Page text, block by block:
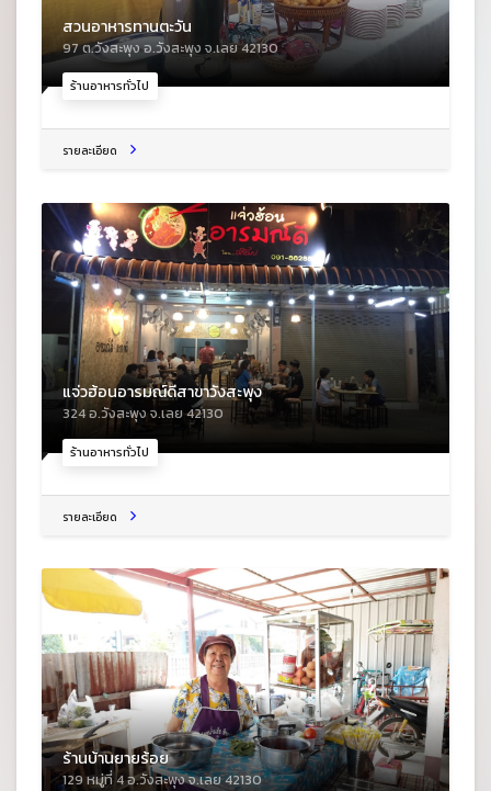
ร้านอาหารทั่วไป
สวนอาหารทานตะวัน
97 ต.วังสะพุง อ.วังสะพุง จ.เลย 42130
รายละเอียด
ร้านอาหารทั่วไป
แจ่วฮ้อนอารมณ์ดีสาขาวังสะพุง
324 อ.วังสะพุง จ.เลย 42130
รายละเอียด
ร้านบ้านยายร้อย
129 หมู่ที่ 4 อ.วังสะพุง จ.เลย 42130